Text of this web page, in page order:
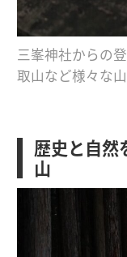
三峯神社からの
取山など様々な
歴史と自然
山